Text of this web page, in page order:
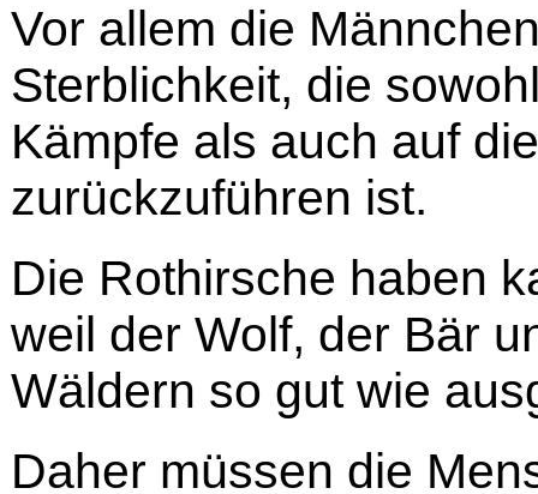
Vor allem die
Sterblichkeit, die
Kämpfe als auch auf
zurückzuführen ist.
Die Rothirsche haben
weil der Wolf, der Bär
Wäldern so gut wie
Daher müssen die